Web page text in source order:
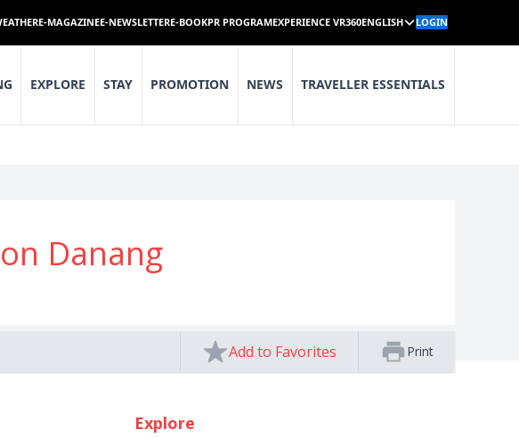
E-MAGAZINEE-NEWSLETTERE-BOOKPR PROGRAMEXPERIENCE VR360ENGLISH LOGIN
EXPLORE STAY PROMOTION NEWS TRAVELLER ESSENTIALS
Danang
Add to Favorites Print
Explore